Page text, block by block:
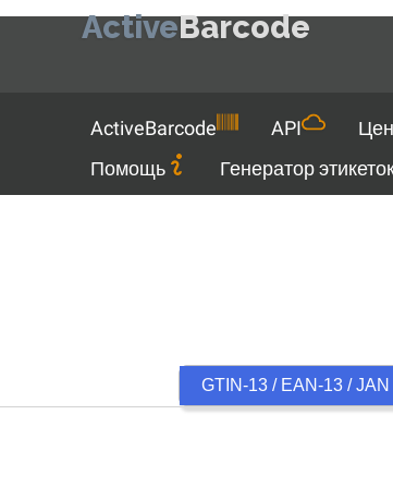
ActiveBarcode
ActiveBarcode API
Помощь
Генератор